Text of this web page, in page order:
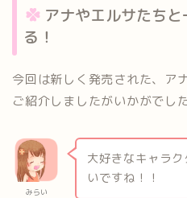
アナやエルサたち
る！
今回は新しく発売された、ア
ご紹介しましたがいかがでし
みらい
大好きなキャラ
いですね！！